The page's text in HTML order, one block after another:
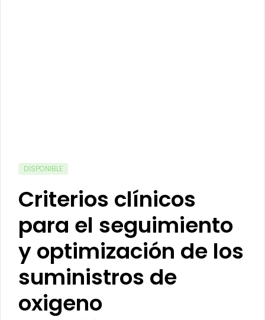
DISPONIBLE
Criterios clínicos
para el seguimiento
y optimización de los
suministros de
oxigeno